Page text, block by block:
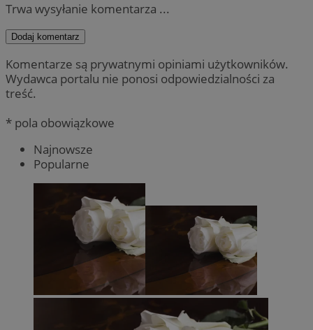
Trwa wysyłanie komentarza ...
Dodaj komentarz
Komentarze są prywatnymi opiniami użytkowników.
Wydawca portalu nie ponosi odpowiedzialności za
treść.
* pola obowiązkowe
Najnowsze
Popularne